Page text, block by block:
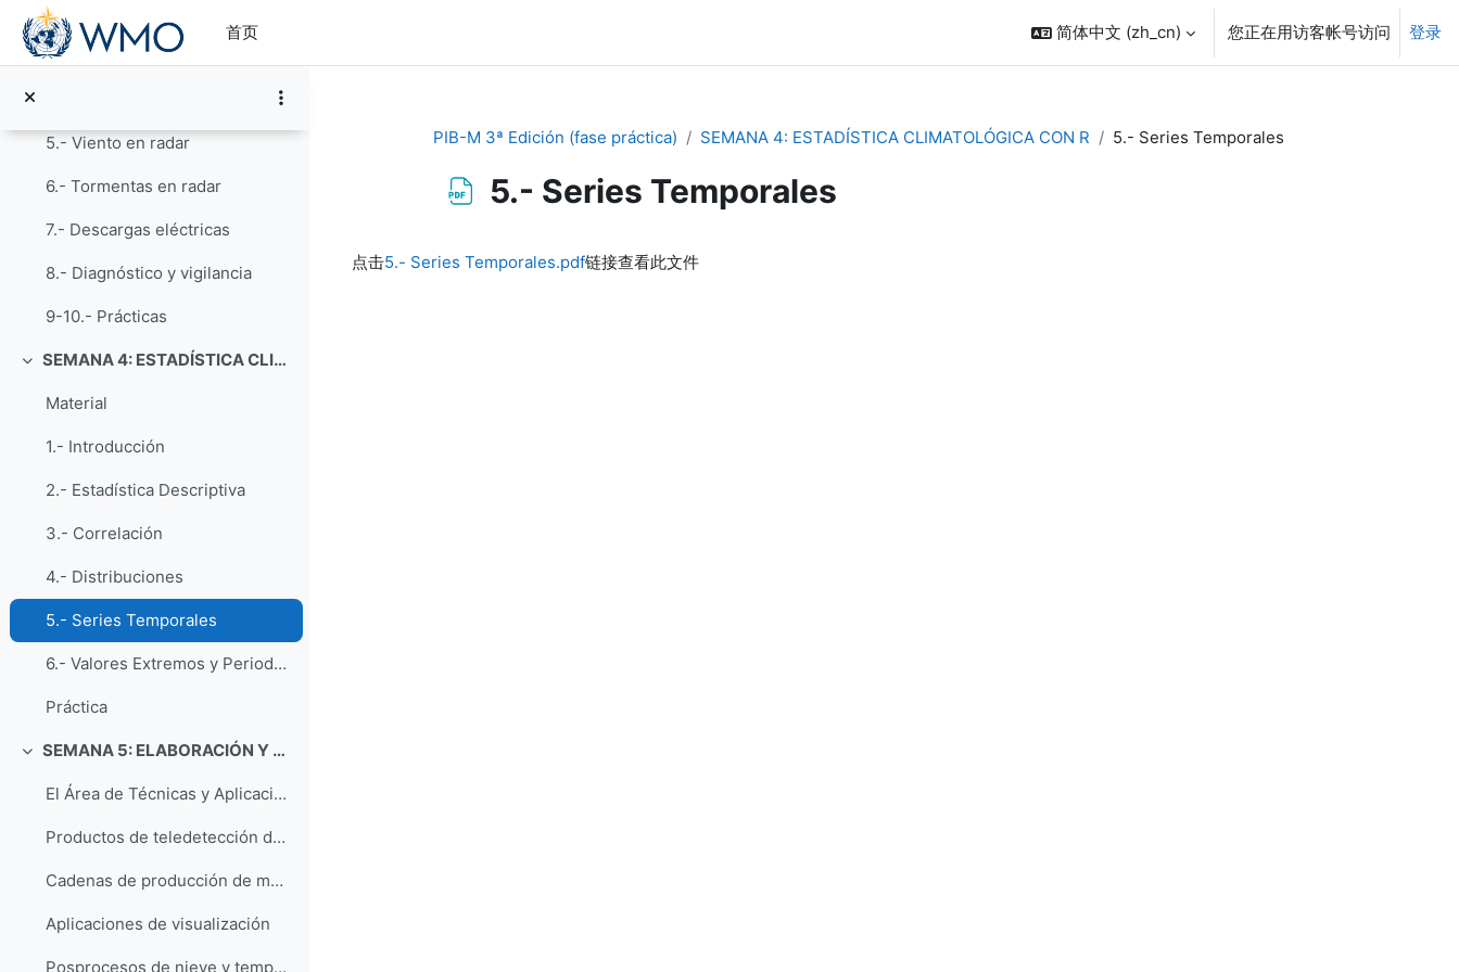
跳到主要内容
首页
简体中文 ‎(zh_cn)‎ 您正在用访客帐号访问 登录
5.- Viento en radar
6.- Tormentas en radar
7.- Descargas eléctricas
8.- Diagnóstico y vigilancia
9-10.- Prácticas
折叠 SEMANA 4: ESTADÍSTICA CLIMATOLÓGICA CON R
Material
1.- Introducción
2.- Estadística Descriptiva
3.- Correlación
4.- Distribuciones
5.- Series Temporales
6.- Valores Extremos y Periodos de Retorno
Práctica
折叠 SEMANA 5: ELABORACIÓN Y PRESENTACION DE INFORMES DE CASOS ESTUDIO
El Área de Técnicas y Aplicaciones de Predicción
Productos de teledetección del ATAP
Cadenas de producción de modelos y desarrollos asociados
Aplicaciones de visualización
Posprocesos de nieve y temperatura en el ATAP
PIB-M 3ª Edición (fase práctica) SEMANA 4: ESTADÍSTICA CLIMATOLÓGICA CON R 5.- Series Temporales
5.- Series Temporales
点击5.- Series Temporales.pdf链接查看此文件